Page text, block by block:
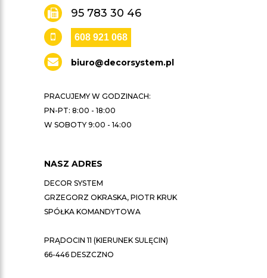
95 783 30 46
608 921 068
biuro@decorsystem.pl
PRACUJEMY W GODZINACH:
PN-PT: 8:00 - 18:00
W SOBOTY 9:00 - 14:00
NASZ ADRES
DECOR SYSTEM
GRZEGORZ OKRASKA, PIOTR KRUK
SPÓŁKA KOMANDYTOWA
PRĄDOCIN 11 (KIERUNEK SULĘCIN)
66-446 DESZCZNO